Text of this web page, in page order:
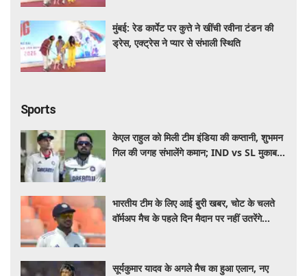
मुंबई: रेड कार्पेट पर कुत्ते ने खींची रवीना टंडन की
ड्रेस, एक्ट्रेस ने प्यार से संभाली स्थिति
Sports
केएल राहुल को मिली टीम इंडिया की कप्तानी, शुभमन
गिल की जगह संभालेंगे कमान; IND vs SL मुकाबले
भारतीय टीम के लिए आई बुरी खबर, चोट के चलते
वॉर्मअप मैच के पहले दिन मैदान पर नहीं उतरेंगे
सूर्यकुमार यादव के अगले मैच का हुआ एलान, नए